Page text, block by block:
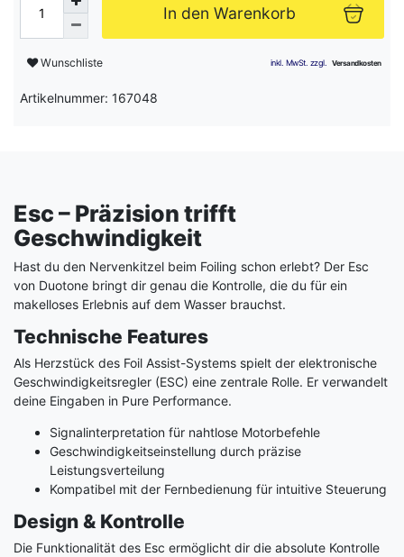
In den Warenkorb
Wunschliste
Artikelnummer: 167048
Esc – Präzision trifft
Geschwindigkeit
Hast du den Nervenkitzel beim Foiling schon erlebt? Der Esc
von Duotone bringt dir genau die Kontrolle, die du für ein
makelloses Erlebnis auf dem Wasser brauchst.
Technische Features
Als Herzstück des Foil Assist-Systems spielt der elektronische
Geschwindigkeitsregler (ESC) eine zentrale Rolle. Er verwandelt
deine Eingaben in Pure Performance.
Signalinterpretation für nahtlose Motorbefehle
Geschwindigkeitseinstellung durch präzise
Leistungsverteilung
Kompatibel mit der Fernbedienung für intuitive Steuerung
Design & Kontrolle
Die Funktionalität des Esc ermöglicht dir die absolute Kontrolle